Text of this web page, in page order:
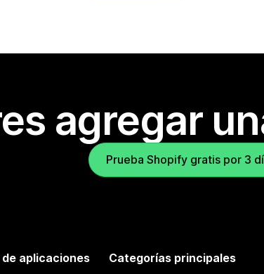
agregar
Prueba Shopify gratis por 3
aplicaciones Categorías principales